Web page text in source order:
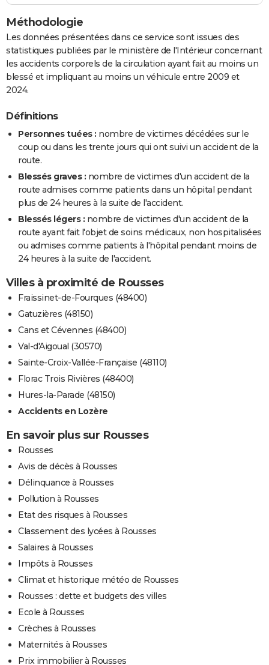
Méthodologie
Les données présentées dans ce service sont issues des
statistiques publiées par le ministère de l'Intérieur concernant
les accidents corporels de la circulation ayant fait au moins un
blessé et impliquant au moins un véhicule entre 2009 et
2024.
Définitions
Personnes tuées : nombre de victimes décédées sur le
coup ou dans les trente jours qui ont suivi un accident de la
route.
Blessés graves : nombre de victimes d'un accident de la
route admises comme patients dans un hôpital pendant
plus de 24 heures à la suite de l'accident.
Blessés légers : nombre de victimes d'un accident de la
route ayant fait l'objet de soins médicaux, non hospitalisées
ou admises comme patients à l'hôpital pendant moins de
24 heures à la suite de l'accident.
Villes à proximité de Rousses
Fraissinet-de-Fourques (48400)
Gatuzières (48150)
Cans et Cévennes (48400)
Val-d'Aigoual (30570)
Sainte-Croix-Vallée-Française (48110)
Florac Trois Rivières (48400)
Hures-la-Parade (48150)
Accidents en Lozère
En savoir plus sur Rousses
Rousses
Avis de décès à Rousses
Délinquance à Rousses
Pollution à Rousses
Etat des risques à Rousses
Classement des lycées à Rousses
Salaires à Rousses
Impôts à Rousses
Climat et historique météo de Rousses
Rousses : dette et budgets des villes
Ecole à Rousses
Crèches à Rousses
Maternités à Rousses
Prix immobilier à Rousses